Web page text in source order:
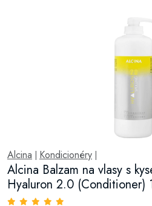
Alcina Kondicionéry
Alcina Balzam na vlasy s
Hyaluron 2.0 (Conditioner)